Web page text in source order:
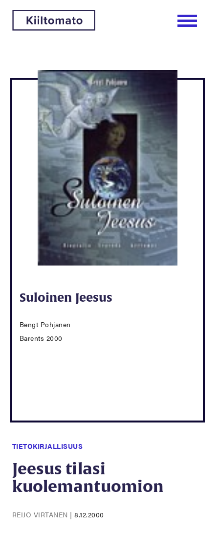
Suloinen Jeesus
Bengt Pohjanen
Barents 2000
TIETOKIRJALLISUUS
Jeesus tilasi
kuolemantuomion
REIJO VIRTANEN |8.12.2000